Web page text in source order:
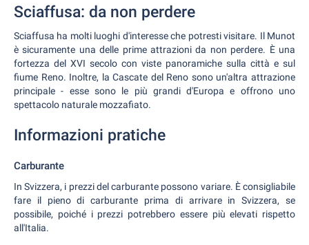
Sciaffusa: da non perdere
Sciaffusa ha molti luoghi d'interesse che potresti visitare. Il Munot
è sicuramente una delle prime attrazioni da non perdere. È una
fortezza del XVI secolo con viste panoramiche sulla città e sul
fiume Reno. Inoltre, la Cascate del Reno sono un'altra attrazione
principale - esse sono le più grandi d'Europa e offrono uno
spettacolo naturale mozzafiato.
Informazioni pratiche
Carburante
In Svizzera, i prezzi del carburante possono variare. È consigliabile
fare il pieno di carburante prima di arrivare in Svizzera, se
possibile, poiché i prezzi potrebbero essere più elevati rispetto
all'Italia.